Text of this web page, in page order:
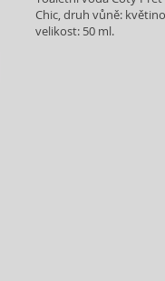
Chic, druh vůně:
velikost: 50 ml.